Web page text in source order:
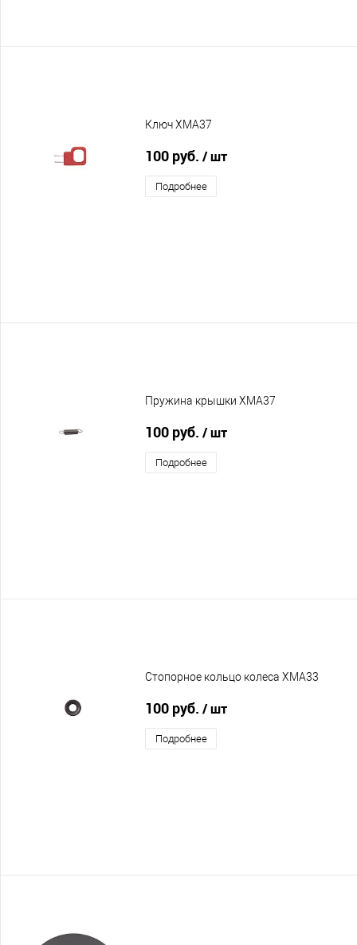
Ключ XMA37
100 руб. / шт
Подробнее
Пружина крышки XMA37
100 руб. / шт
Подробнее
Стопорное кольцо колеса XMA33
100 руб. / шт
Подробнее